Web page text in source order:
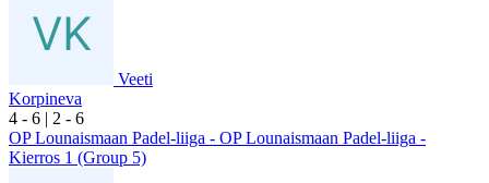
Veeti
Korpineva
4 - 6 | 2 - 6
OP Lounaismaan Padel-liiga - OP Lounaismaan Padel-liiga -
Kierros 1 (Group 5)